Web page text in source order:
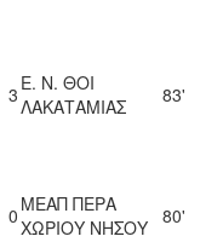
3 Ε. Ν. ΘΟΙ
ΛΑΚΑΤΑΜΙΑΣ
83'
0 ΜΕΑΠ ΠΕΡΑ
ΧΩΡΙΟΥ ΝΗΣΟΥ 80'